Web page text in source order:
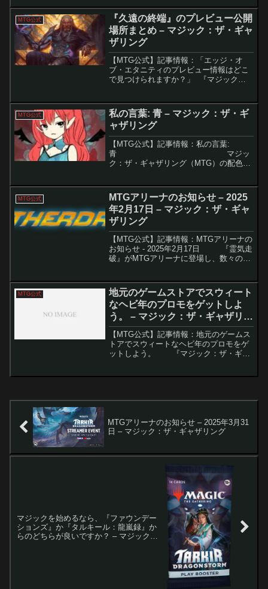
待されていますが、...
MTG公式
『久遠の終端』のプレビュー公開
場所まとめ – マジック：ザ・ギャ
ザリング
【MTG公式】記事情報：「エッジ・オ
ブ・エタニティのプレビュー情報はどこ
で見つけられますか？」 『マジック：
よ始動します。舞台は滅びゆく星を巡る
争いが展開するソセラ...
MTG公式
私の言葉: 青 – マジック：ザ・ギ
ャザリング
【MTG公式】記事情報：私の言葉:
青 マジッ
ク：ザ・ギャザリング（MTG）の配色哲
MTG公式
MTGアリーナのお知らせ – 2025
年2月17日 – マジック：ザ・ギャ
ザリング
【MTG公式】記事情報：MTGアリーナの
お知らせ - 2025年2月17日 『霊気走
破』がMTGアリーナに登場し、数々の新
アリーナ限定のキャンペーンや新...
MTG公式
地元のゲームストアでスウィート
なヘビ年のプロモをゲットしよ
う。 – マジック：ザ・ギャザリン
グ
【MTG公式】記事情報：地元のゲームス
トアでスウィートなヘビ年のプロモをゲ
ットしよう。 『マジック：ザ・ギャ
MTGアリーナのお知らせ – 2025年3月31
日 – マジック：ザ・ギャザリング
マジックを始めるなら、『ファウンデー
ションズ』か『タルキール：龍嵐録』か
らのどちらが良いですか？ – マジック：